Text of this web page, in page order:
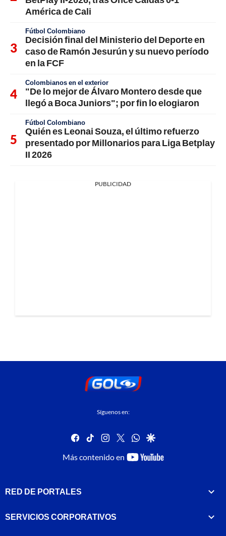
América de Cali
Fútbol Colombiano
Decisión final del Ministerio del Deporte en
caso de Ramón Jesurún y su nuevo período
en la FCF
Colombianos en el exterior
"De lo mejor de Álvaro Montero desde que
llegó a Boca Juniors"; por fin lo elogiaron
Fútbol Colombiano
Quién es Leonai Souza, el último refuerzo
presentado por Millonarios para Liga Betplay
II 2026
PUBLICIDAD
Síguenos en:
facebook
tiktok instagram
twitterwhatsapp
google
Más contenido en
youtube-
RED DE PORTALES
SERVICIOS CORPORATIVOS